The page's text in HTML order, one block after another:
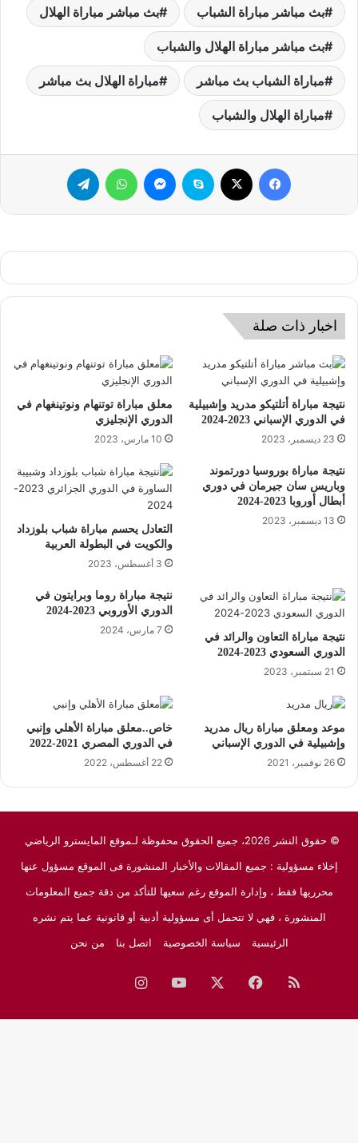
بث مباشر مباراة الشباب بث مباشر مباراة الهلال
بث مباشر مباراة الهلال والشباب
مباراة الشباب بث مباشر مباراة الهلال بث مباشر
مباراة الهلال والشباب
فيسبوك سكايب ماسنجر واتساب
اخبار ذات صلة
نتيجة مباراة أتلتيكو مدريد وإشبيلية
في الدوري الإسباني 2023-2024
23 ديسمبر، 2023
معلق مباراة توتنهام ونوتينغهام في
الدوري الإنجليزي
10 مارس، 2023
نتيجة مباراة بوروسيا دورتموند
وباريس سان جيرمان في دوري
أبطال أوروبا 2023-2024
13 ديسمبر، 2023
التعادل يحسم مباراة شباب بلوزداد
والكويت في البطولة العربية
3 أغسطس، 2023
نتيجة مباراة التعاون والرائد في
الدوري السعودي 2023-2024
21 سبتمبر، 2023
نتيجة مباراة روما وبرايتون في
الدوري الأوروبي 2023-2024
7 مارس، 2024
موعد ومعلق مباراة ريال مدريد
وإشبيلية في الدوري الإسباني
26 نوفمبر، 2021
خاص..معلق مباراة الأهلي وإنبي
في الدوري المصري 2021-2022
22 أغسطس، 2022
© حقوق النشر 2026، جميع الحقوق محفوظة لـموقع المايسترو الرياضي
إخلاء مسؤولية : جميع المقالات والأخبار المنشورة فى الموقع مسؤول عنها
محرريها فقط ، وإدارة الموقع رغم سعيها للتأكد من دقة جميع المعلومات
المنشورة ، فهي لا تتحمل أى مسؤولية أدبية أو قانونية عما يتم نشره
الرئيسية
سياسة الخصوصية اتصل بنا من نحن
ملخص
الموقع
فيسبوك ‫YouTubeانستقرام
نيوز